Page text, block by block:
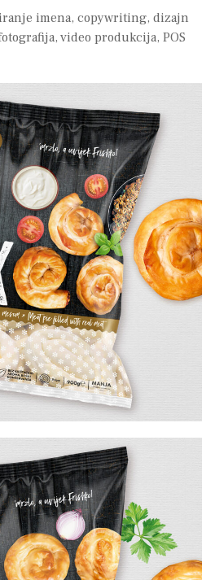
imena, copywriting, dizajn
video produkcija, POS